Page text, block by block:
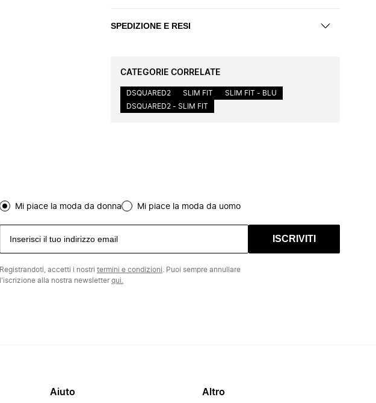
SPEDIZIONE E RESI
CATEGORIE CORRELATE
DSQUARED2 SLIM FIT
SLIM FIT - BLU
DSQUARED2 - SLIM FIT
Mi piace la moda da donna Mi piace la moda da uomo
ISCRIVITI
Registrandoti, accetti i nostri termini e condizioni . Puoi sempre annullare
l'iscrizione alla nostra newsletterqui.
Aiuto Altro